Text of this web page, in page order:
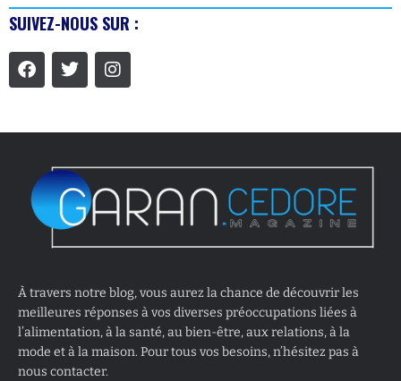
SUIVEZ-NOUS SUR :
À travers notre blog, vous aurez la chance de découvrir les
meilleures réponses à vos diverses préoccupations liées à
l’alimentation, à la santé, au bien-être, aux relations, à la
mode et à la maison. Pour tous vos besoins, n’hésitez pas à
nous contacter.